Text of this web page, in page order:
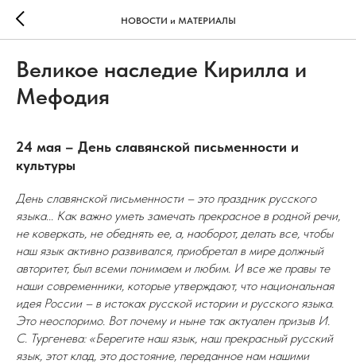
НОВОСТИ и МАТЕРИАЛЫ
Великое наследие Кирилла и
Мефодия
24 мая – День славянской письменности и
культуры
День славянской письменности – это праздник русского
языка... Как важно уметь замечать прекрасное в родной речи,
не коверкать, не обеднять ее, а, наоборот, делать все, чтобы
наш язык активно развивался, приобретал в мире должный
авторитет, был всеми понимаем и любим. И все же правы те
наши современники, которые утверждают, что национальная
идея России – в истоках русской истории и русского языка.
Это неоспоримо. Вот почему и ныне так актуален призыв И.
С. Тургенева: «Берегите наш язык, наш прекрасный русский
язык, этот клад, это достояние, переданное нам нашими